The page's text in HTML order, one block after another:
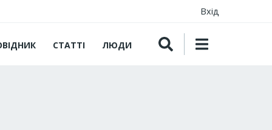
Вхід
СТАТТІ ЛЮДИ